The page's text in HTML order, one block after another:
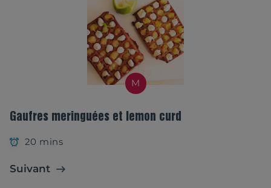
M
Gaufres meringuées et lemon curd
20 mins
Suivant